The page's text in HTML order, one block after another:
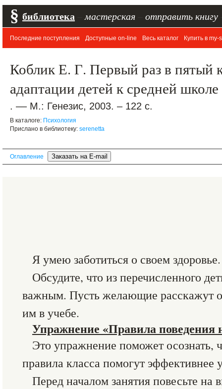
§ библиотека мастерская отправить книгу
Последние поступления Доступные on-line Весь каталог Купить в my-
Коблик Е. Г. Первый раз в пятый
адаптации детей к средней школе
. –– М.: Генезис, 2003. – 122 с.
В каталоге: Психология
Прислано в библиотеку: serenetta
Оглавление
Я умею заботиться о своем здоровье.
Обсудите, что из перечисленного
важным. Пусть желающие расскажут
им в учебе.
Упражнение «Правила поведения
Это упражнение поможет осознать,
правила класса помогут эффективнее
Перед началом занятия повесьте на